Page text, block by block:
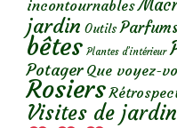
incontournables
jardin Outils
bêtes Plantes d’intérieur
Potager Que voyez-
Rosiers
Visites de